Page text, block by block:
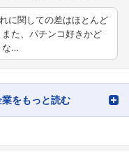
に関しての差はほとんど
た、パチンコ好きかど
な…
をもっと読む